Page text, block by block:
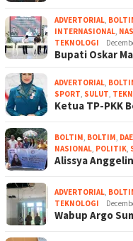
ADVERTORIAL,
INTERNASIONAL,
TEKNOLOGI
Bupati Oskar
ADVERTORIAL,
SPORT, SULUT,
Ketua TP-PKK
BOLTIM, BOLTIM,
NASIONAL, POLITIK,
Alissya
ADVERTORIAL,
TEKNOLOGI
Wabup Argo